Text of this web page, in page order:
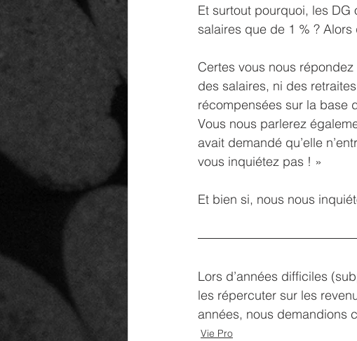
Et surtout pourquoi, les DG
salaires que de 1 % ? Alors
Certes vous nous
des salaires, ni des
récompensées sur la base
Vous nous parlerez
avait demandé qu’elle
vous inquiétez pas ! »
Et bien si, nous nous
Lors d’années difficiles
les répercuter sur les
années, nous demandions
Vie Pro